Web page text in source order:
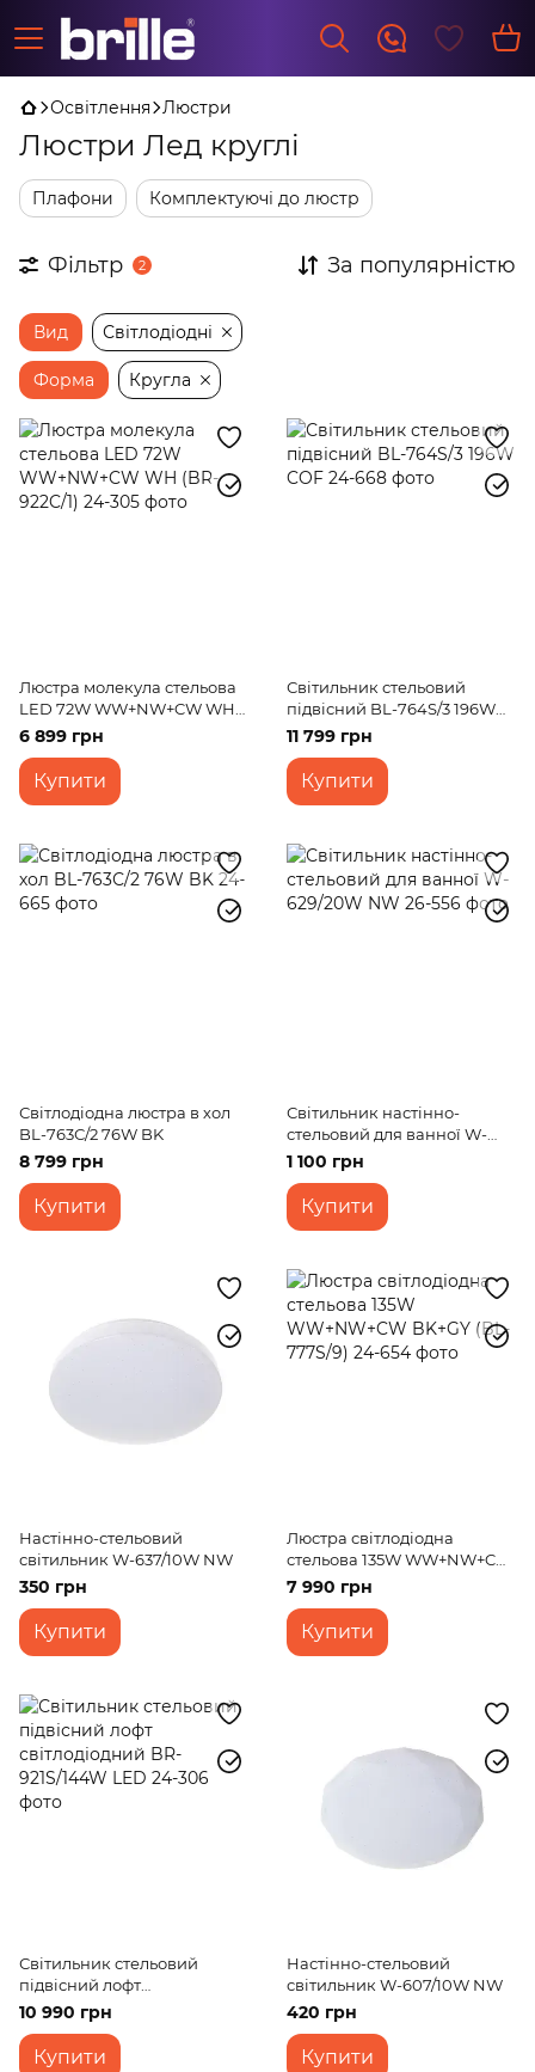
Освітлення Люстри
Люстри Лед круглі
Плафони Комплектуючі до люстр
Фільтр 2 За популярністю
Вид Світлодіодні
Форма Кругла
Люстра молекула стельова
LED 72W WW+NW+CW WH
(BR-922C/1)
6 899 грн
Купити
Світильник стельовий
підвісний BL-764S/3 196W
COF
11 799 грн
Купити
Світлодіодна люстра в хол
BL-763С/2 76W BK
8 799 грн
Купити
Світильник настінно-
стельовий для ванної W-
629/20W NW
1 100 грн
Купити
Настінно-стельовий
світильник W-637/10W NW
350 грн
Купити
Люстра світлодіодна
стельова 135W WW+NW+CW
BK+GY (BL-777S/9)
7 990 грн
Купити
Світильник стельовий
підвісний лофт
світлодіодний BR-921S/144W
10 990 грн
Купити
Настінно-стельовий
світильник W-607/10W NW
420 грн
Купити